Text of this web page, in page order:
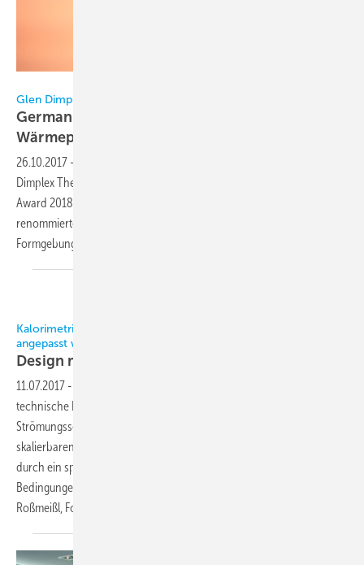
Glen Dimplex Thermal Solutions (GDTS)
German Design Award 2018 für die
Wärmepumpe System
26.10.2017 -
Dimplex Thermal Solutions (GDTS) gewinnt den German Design
Award 2018 in der Kategorie Energy. Mit dem international
renommierten Preis zeichnet die 1953 gegründete Stiftung Rat für
Formgebung jährlich qualitativ herausragendes Produktdesign
Kalorimetrischer Strömungssensor kann vielfältig individuell
angepasst werden
Design meets
11.07.2017 -
technische Innovation mit Ästhetik vereint. Entstanden ist ein
Strömungssensor, der ein modulares Gehäusekonzept mit einer
skalierbaren Hard- und Software kombiniert. Abgerundet wird dies
durch ein spezielles Sensorelement, das selbst unter schwierigsten
Bedingungen zuverlässig misst.
Roßmeißl, Forchtenberg